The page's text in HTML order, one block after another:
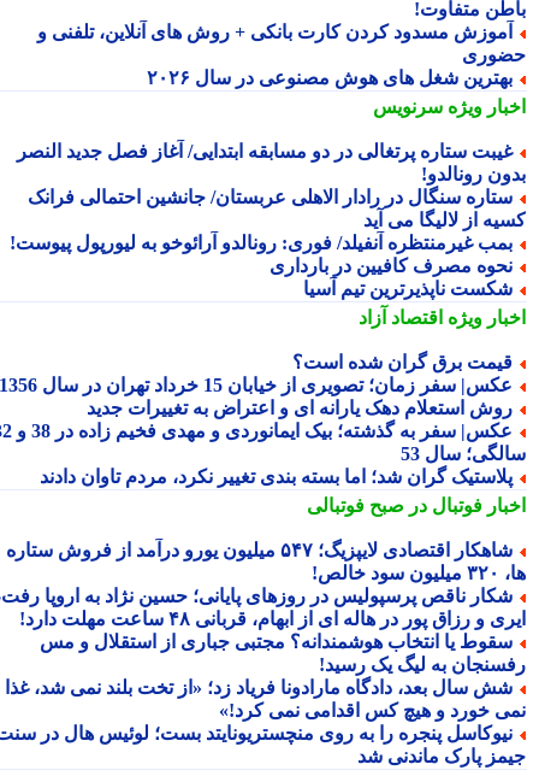
متفاوت!
مسدود کردن کارت بانکی + روش های آنلاین، تلفنی و
شغل های هوش مصنوعی در سال ۲۰۲۶
ویژهسرنویس
ستاره پرتغالی در دو مسابقه ابتدایی/ آغاز فصل جدید النصر
رونالدو!
سنگال در رادار الاهلی عربستان/ جانشین احتمالی فرانک
از لالیگا می آید
غیرمنتظره آنفیلد/ فوری: رونالدو آرائوخو به لیورپول پیوست!
مصرف کافیین در بارداری
ناپذیرترین تیم آسیا
ویژهاقتصاد آزاد
برق گران شده است؟
سفر زمان؛ تصویری از خیابان 15 خرداد تهران در سال 1356
استعلام دهک یارانه ای و اعتراض به تغییرات جدید
عکس| سفر به گذشته؛ بیک ایمانوردی و مهدی فخیم زاده در 38 و 32
سال 53
گران شد؛ اما بسته بندی تغییر نکرد، مردم تاوان دادند
فوتبال در صبح فوتبالی
شاهکار اقتصادی لایپزیگ؛ ۵۴۷ میلیون یورو درآمد از فروش ستاره
ناقص پرسپولیس در روزهای پایانی؛ حسین نژاد به اروپا رفت،
و رزاق پور در هاله ای از ابهام، قربانی ۴۸ ساعت مهلت دارد!
یا انتخاب هوشمندانه؟ مجتبی جباری از استقلال و مس
به لیگ یک رسید!
سال بعد، دادگاه مارادونا فریاد زد؛ «از تخت بلند نمی شد، غذا
خورد و هیچ کس اقدامی نمی کرد!»
پنجره را به روی منچستریونایتد بست؛ لوئیس هال در سنت
پارک ماندنی شد